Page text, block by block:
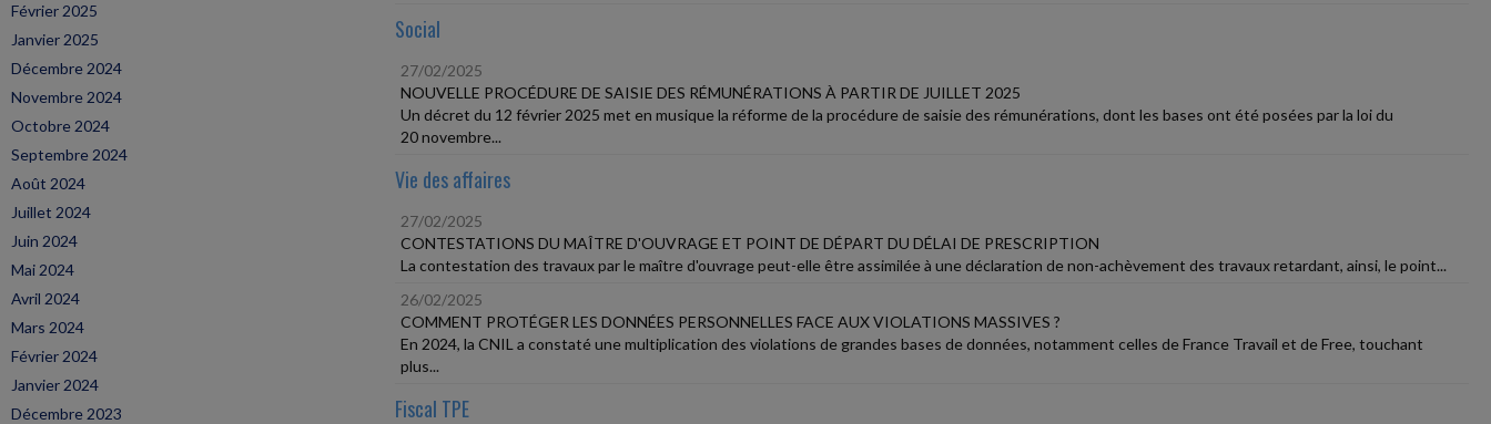
Février 2025
Janvier 2025
Décembre 2024
Novembre 2024
Octobre 2024
Septembre 2024
Août 2024
Juillet 2024
Juin 2024
Mai 2024
Avril 2024
Mars 2024
Février 2024
Janvier 2024
Décembre 2023
Social
27/02/2025
NOUVELLE PROCÉDURE DE SAISIE DES RÉMUNÉRATIONS À PARTIR DE JUILLET 2025
Un décret du 12 février 2025 met en musique la réforme de la procédure de saisie des rémunérations, dont les bases ont été posées par la loi du
20 novembre...
Vie des affaires
27/02/2025
CONTESTATIONS DU MAÎTRE D'OUVRAGE ET POINT DE DÉPART DU DÉLAI DE PRESCRIPTION
La contestation des travaux par le maître d'ouvrage peut-elle être assimilée à une déclaration de non-achèvement des travaux retardant, ainsi, le point...
26/02/2025
COMMENT PROTÉGER LES DONNÉES PERSONNELLES FACE AUX VIOLATIONS MASSIVES ?
En 2024, la CNIL a constaté une multiplication des violations de grandes bases de données, notamment celles de France Travail et de Free, touchant
plus...
Fiscal TPE